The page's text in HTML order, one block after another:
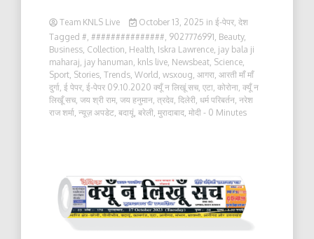
Team KNLS Live October 13, 2025 in ई-पेपर, देश
Tagged #, ###############, 9027776991, Beauty,
Business, Collection, Health, Iskra Lawrence, jay bala ji
maharaj, jay hanuman, knls live, Newsbeat, Science,
Sport, Stories, Trends, World , wsxoug, आगरा, आरती माँ माँ
दुर्गा, ई पेपर, ई-पेपर 09.10.2020 क्यूँ न लिखूं सच, एटा, कोरोना, क्यूँ न
लिखूँ सच, जय श्री राम, जय हनुमान, त्रदेव, दिलेरी, धर्म परिबर्तन, नरेश
राज शर्मा, न्यूज़ अपडेट, बदायूं, बरेली, मुरादाबाद, मोदी - 0 Minutes